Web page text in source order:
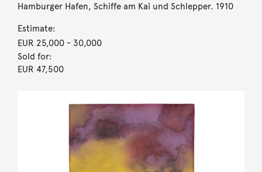
Hamburger Hafen, Schiffe am Kai und Schlepper. 1910
Estimate:
EUR 25,000- 30,000
Sold for:
EUR 47,500